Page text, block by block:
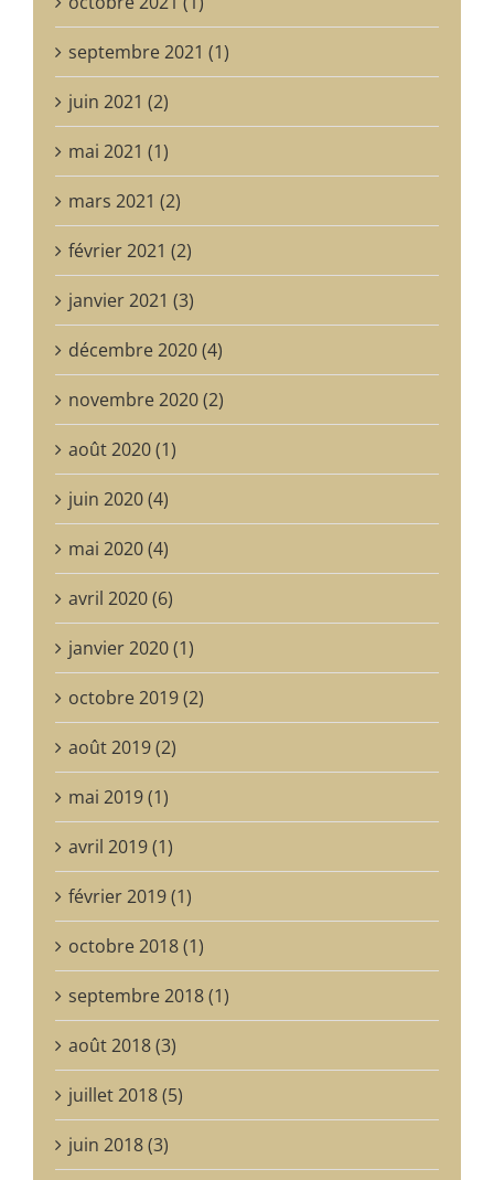
septembre 2021 (1)
juin 2021 (2)
mai 2021 (1)
mars 2021 (2)
février 2021 (2)
janvier 2021 (3)
décembre 2020 (4)
novembre 2020 (2)
août 2020 (1)
juin 2020 (4)
mai 2020 (4)
avril 2020 (6)
janvier 2020 (1)
octobre 2019 (2)
août 2019 (2)
mai 2019 (1)
avril 2019 (1)
février 2019 (1)
octobre 2018 (1)
septembre 2018 (1)
août 2018 (3)
juillet 2018 (5)
juin 2018 (3)